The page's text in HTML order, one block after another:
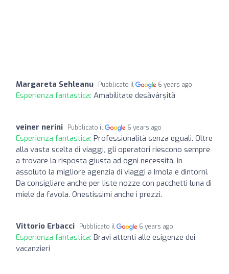
Margareta Sehleanu Pubblicato il 6 years ago
Esperienza fantastica: Amabilitate desăvârșită
veiner nerini Pubblicato il 6 years ago
Esperienza fantastica: Professionalità senza eguali. Oltre
alla vasta scelta di viaggi, gli operatori riescono sempre
a trovare la risposta giusta ad ogni necessità. In
assoluto la migliore agenzia di viaggi a Imola e dintorni.
Da consigliare anche per liste nozze con pacchetti luna di
miele da favola. Onestissimi anche i prezzi.
Vittorio Erbacci Pubblicato il 6 years ago
Esperienza fantastica: Bravi attenti alle esigenze dei
vacanzieri